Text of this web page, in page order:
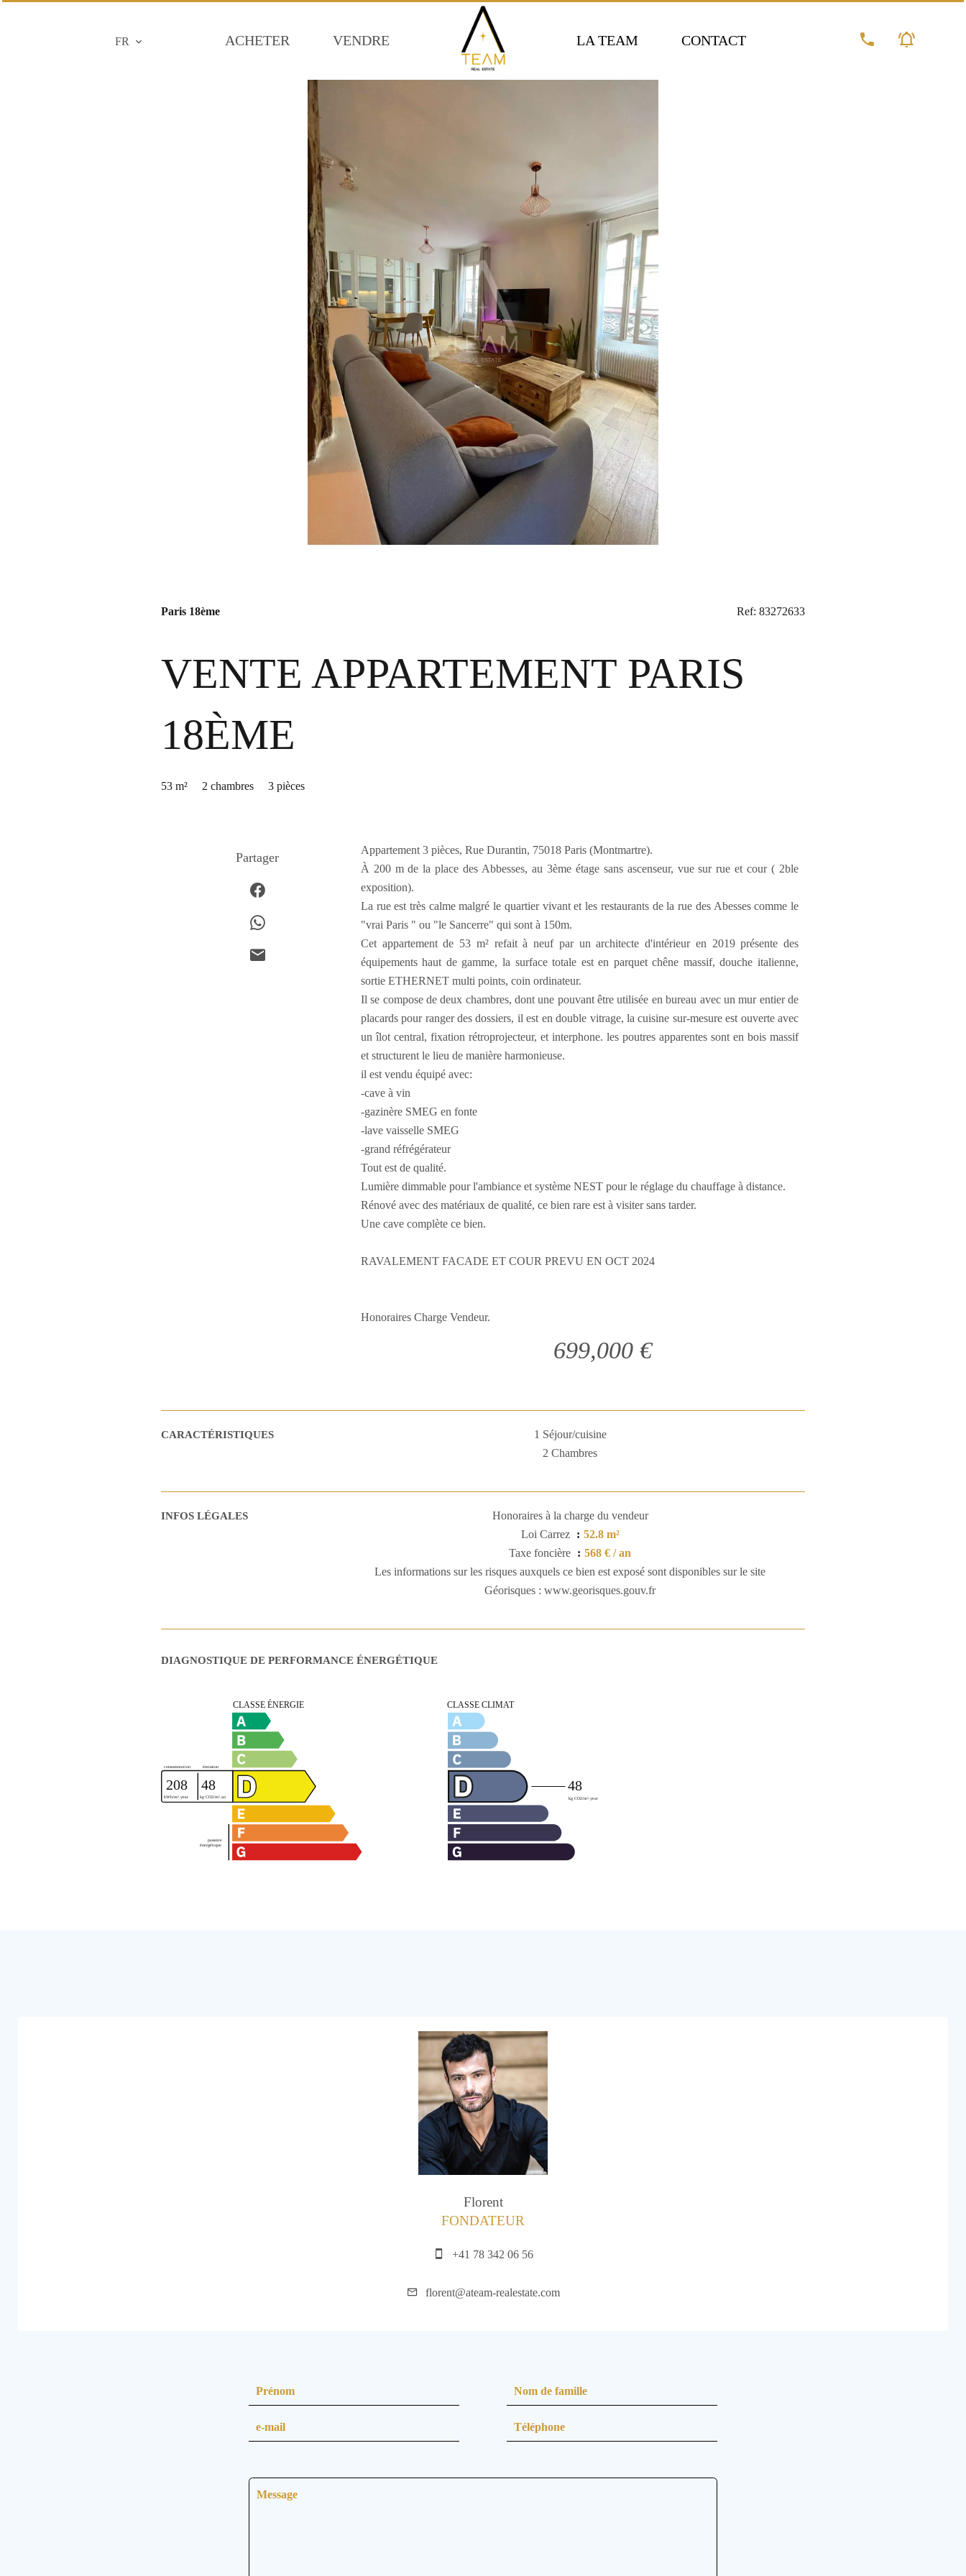
ACHETER VENDRE
FR LA TEAM CONTACT
Paris 18ème Ref: 83272633
VENTE APPARTEMENT PARIS
18ÈME
53 m² 2 chambres 3 pièces
Partager
Appartement 3 pièces, Rue Durantin, 75018 Paris (Montmartre).
À 200 m de la place des Abbesses, au 3ème étage sans ascenseur, vue sur rue et cour ( 2ble
exposition).
La rue est très calme malgré le quartier vivant et les restaurants de la rue des Abesses comme le
"vrai Paris " ou "le Sancerre" qui sont à 150m.
Cet appartement de 53 m² refait à neuf par un architecte d'intérieur en 2019 présente des
équipements haut de gamme, la surface totale est en parquet chêne massif, douche italienne,
sortie ETHERNET multi points, coin ordinateur.
Il se compose de deux chambres, dont une pouvant être utilisée en bureau avec un mur entier de
placards pour ranger des dossiers, il est en double vitrage, la cuisine sur-mesure est ouverte avec
un îlot central, fixation rétroprojecteur, et interphone. les poutres apparentes sont en bois massif
et structurent le lieu de manière harmonieuse.
il est vendu équipé avec:
-cave à vin
-gazinère SMEG en fonte
-lave vaisselle SMEG
-grand réfrégérateur
Tout est de qualité.
Lumière dimmable pour l'ambiance et système NEST pour le réglage du chauffage à distance.
Rénové avec des matériaux de qualité, ce bien rare est à visiter sans tarder.
Une cave complète ce bien.
RAVALEMENT FACADE ET COUR PREVU EN OCT 2024
Honoraires Charge Vendeur.
699,000 €
CARACTÉRISTIQUES
1 Séjour/cuisine
2 Chambres
INFOS LÉGALES
Honoraires à la charge du vendeur
Loi Carrez
52.8 m²
Taxe foncière
568 € / an
Les informations sur les risques auxquels ce bien est exposé sont disponibles sur le site
Géorisques : www.georisques.gouv.fr
DIAGNOSTIQUE DE PERFORMANCE ÉNERGÉTIQUE
Florent
FONDATEUR
+41 78 342 06 56
florent@ateam-realestate.com